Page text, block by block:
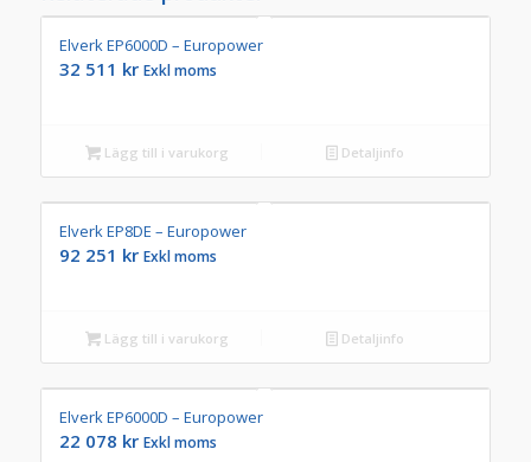
Elverk EP6000D – Europower
32 511 kr Exkl moms
Lägg till i varukorg Detaljinfo
Elverk EP8DE – Europower
92 251 kr Exkl moms
Lägg till i varukorg Detaljinfo
Elverk EP6000D – Europower
22 078 kr Exkl moms